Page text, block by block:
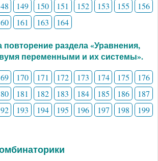
149 150 151 152 153 155
156
161 163 164
повторение раздела «Уравнения,
переменными и их системы».
170 171 172 173 174 175
176
181 182 183 184 185 186
187
193 194 195 196 197 198
199